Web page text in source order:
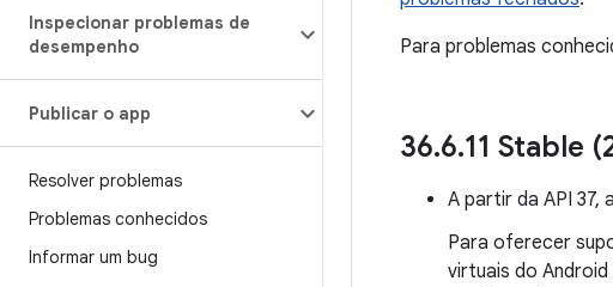
Inspecionar problemas de
desempenho
Publicar o app
Resolver problemas
Problemas conhecidos
Informar um bug
Para problemas
36.6.11 Stable
A partir da API 37,
Para oferecer
virtuais do Android